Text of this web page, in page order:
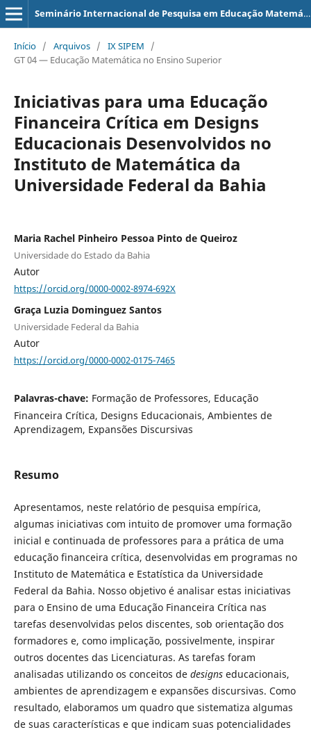
Seminário Internacional de Pesquisa em Educação Matemática
Início / Arquivos / IX SIPEM
/
GT 04 — Educação Matemática no Ensino Superior
Iniciativas para uma Educação
Financeira Crítica em Designs
Educacionais Desenvolvidos no
Instituto de Matemática da
Universidade Federal da Bahia
Maria Rachel Pinheiro Pessoa Pinto de Queiroz
Universidade do Estado da Bahia
Autor
https://orcid.org/0000-0002-8974-692X
Graça Luzia Dominguez Santos
Universidade Federal da Bahia
Autor
https://orcid.org/0000-0002-0175-7465
Palavras-chave: Formação de Professores, Educação
Financeira Crítica, Designs Educacionais, Ambientes de
Aprendizagem, Expansões Discursivas
Resumo
Apresentamos, neste relatório de pesquisa empírica,
algumas iniciativas com intuito de promover uma formação
inicial e continuada de professores para a prática de uma
educação financeira crítica, desenvolvidas em programas no
Instituto de Matemática e Estatística da Universidade
Federal da Bahia. Nosso objetivo é analisar estas iniciativas
para o Ensino de uma Educação Financeira Crítica nas
tarefas desenvolvidas pelos discentes, sob orientação dos
formadores e, como implicação, possivelmente, inspirar
outros docentes das Licenciaturas. As tarefas foram
analisadas utilizando os conceitos de designseducacionais,
ambientes de aprendizagem e expansões discursivas. Como
resultado, elaboramos um quadro que sistematiza algumas
de suas características e que indicam suas potencialidades